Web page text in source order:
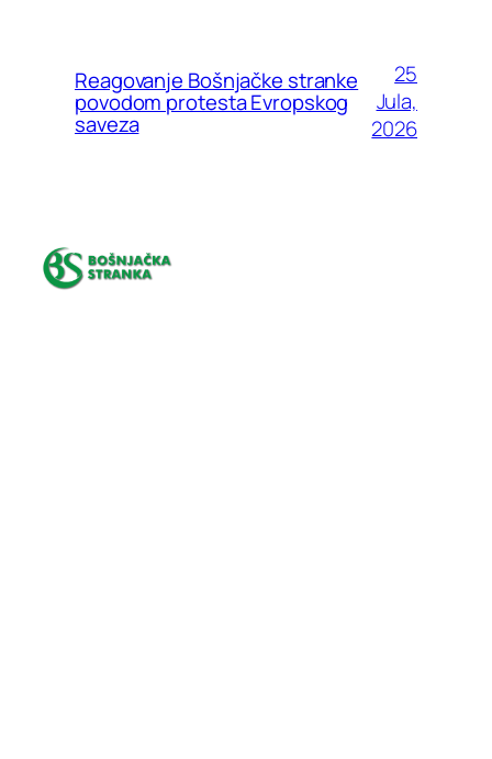
Reagovanje Bošnjačke stranke
povodom protesta Evropskog
saveza
25
Jula,
2026